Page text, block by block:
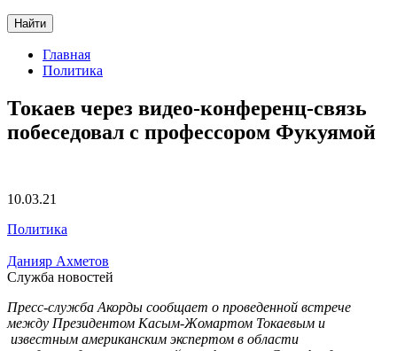
Найти
Главная
Политика
Токаев через видео-конференц-связь
побеседовал с профессором Фукуямой
10.03.21
Политика
Данияр Ахметов
Служба новостей
Пресс-служба Акорды сообщает о проведенной встрече
между Президентом Касым-Жомартом Токаевым и
известным американским экспертом в области